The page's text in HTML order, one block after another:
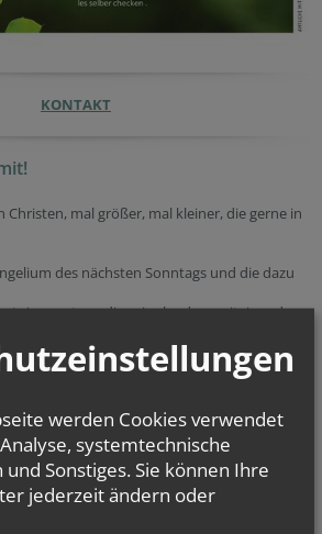
KONTAKT
Christen, mal größer, mal kleiner, die gerne in
des nächsten Sonntags und die dazu
notwendig, wir plaudern miteinander
vorbei kommst.
Zoom.
Zoom Bibelstunde:
werden Cookies verwendet
systemtechnische
Sonstiges. Sie können Ihre
jederzeit ändern oder